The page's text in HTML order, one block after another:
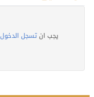
يجب ان تسجل الدخول